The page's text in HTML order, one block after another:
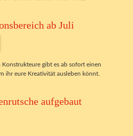
ab Juli
gibt es ab sofort einen
ihr eure Kreativität ausleben könnt.
aufgebaut